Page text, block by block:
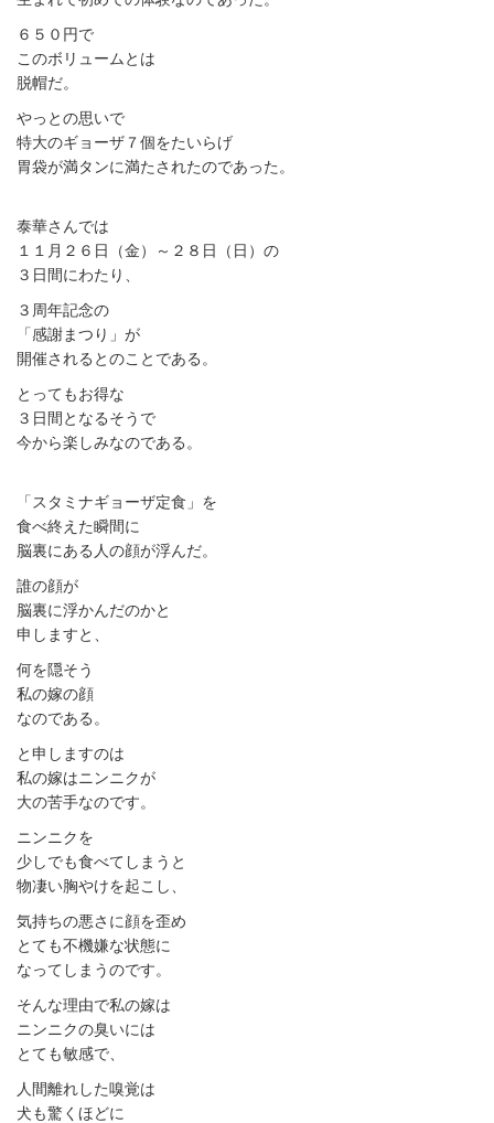
６５０円で
このボリュームとは
脱帽だ。
やっとの思いで
特大のギョーザ７個をたいらげ
胃袋が満タンに満たされたのであった。
泰華さんでは
１１月２６日（金）～２８日（日）の
３日間にわたり、
３周年記念の
「感謝まつり」が
開催されるとのことである。
とってもお得な
３日間となるそうで
今から楽しみなのである。
「スタミナギョーザ定食」を
食べ終えた瞬間に
脳裏にある人の顔が浮んだ。
誰の顔が
脳裏に浮かんだのかと
申しますと、
何を隠そう
私の嫁の顔
なのである。
と申しますのは
私の嫁はニンニクが
大の苦手なのです。
ニンニクを
少しでも食べてしまうと
物凄い胸やけを起こし、
気持ちの悪さに顔を歪め
とても不機嫌な状態に
なってしまうのです。
そんな理由で私の嫁は
ニンニクの臭いには
とても敏感で、
人間離れした嗅覚は
犬も驚くほどに